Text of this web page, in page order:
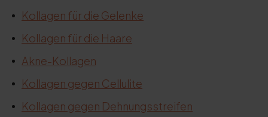
Kollagen für die Gelenke
Kollagen für die Haare
Akne-Kollagen
Kollagen gegen Cellulite
Kollagen gegen Dehnungsstreifen